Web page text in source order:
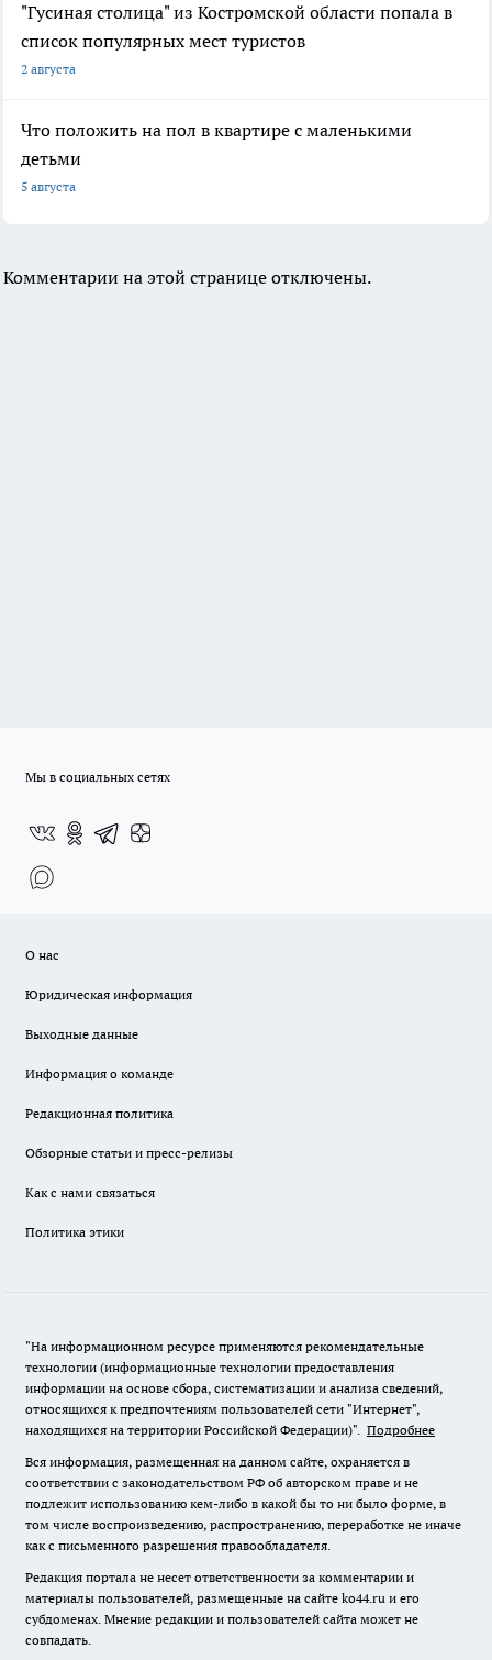
"Гусиная столица" из Костромской области попала в
список популярных мест туристов
2 августа
Что положить на пол в квартире с маленькими
детьми
5 августа
Комментарии на этой странице отключены.
Мы в социальных сетях
О нас
Юридическая информация
Выходные данные
Информация о команде
Редакционная политика
Обзорные статьи и пресс-релизы
Как с нами связаться
Политика этики
"На информационном ресурсе применяются рекомендательные
технологии (информационные технологии предоставления
информации на основе сбора, систематизации и анализа сведений,
относящихся к предпочтениям пользователей сети "Интернет",
находящихся на территории Российской Федерации)". Подробнее
Вся информация, размещенная на данном сайте, охраняется в
соответствии с законодательством РФ об авторском праве и не
подлежит использованию кем-либо в какой бы то ни было форме, в
том числе воспроизведению, распространению, переработке не иначе
как с письменного разрешения правообладателя.
Редакция портала не несет ответственности за комментарии и
материалы пользователей, размещенные на сайте ko44.ru и его
субдоменах. Мнение редакции и пользователей сайта может не
совпадать.